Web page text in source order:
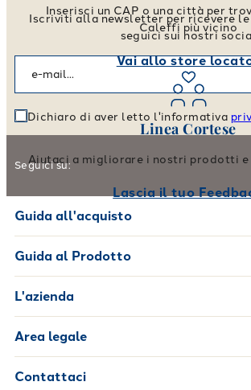
Inserisci un CAP o una città per
Caleffi più vicino
Vai allo store
Linea Cortese
Aiutaci a migliorare i nostri prodotti
Lascia il tuo
Iscriviti alla newsletter per ricevere
seguici sui nostri
Dichiaro di aver letto l'informativa
Seguici su:
Guida all'acquisto
Guida al Prodotto
L'azienda
Area legale
Contattaci